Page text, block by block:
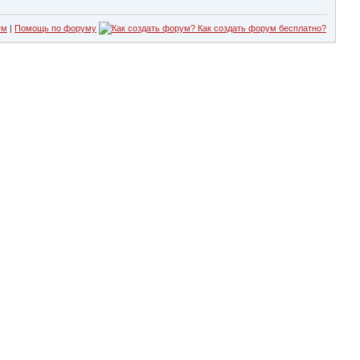
| Помощь по форуму